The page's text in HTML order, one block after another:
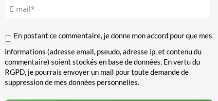
En postant ce commentaire, je donne mon accord pour que mes
informations (adresse email, pseudo, adresse ip, et contenu du
commentaire) soient stockés en base de données. En vertu du
RGPD, je pourrais envoyer un mail pour toute demande de
suppression de mes données personnelles.